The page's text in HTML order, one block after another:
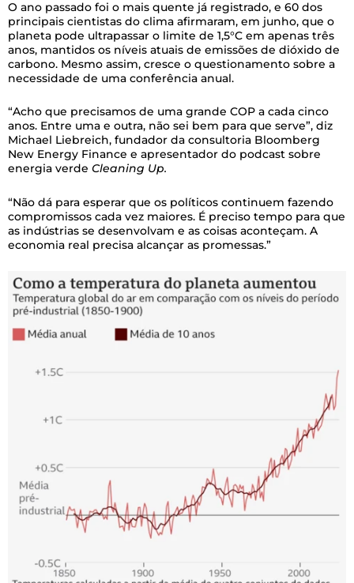
O ano passado foi o mais quente já registrado, e 60 dos
principais cientistas do clima afirmaram, em junho, que o
planeta pode ultrapassar o limite de 1,5°C em apenas três
anos, mantidos os níveis atuais de emissões de dióxido de
carbono. Mesmo assim, cresce o questionamento sobre a
necessidade de uma conferência anual.
“Acho que precisamos de uma grande COP a cada cinco
anos. Entre uma e outra, não sei bem para que serve”, diz
Michael Liebreich, fundador da consultoria Bloomberg
New Energy Finance e apresentador do podcast sobre
energia verde Cleaning Up.
“Não dá para esperar que os políticos continuem fazendo
compromissos cada vez maiores. É preciso tempo para que
as indústrias se desenvolvam e as coisas aconteçam. A
economia real precisa alcançar as promessas.”